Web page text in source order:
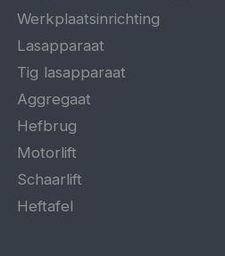
Werkplaatsinrichting
Lasapparaat
Tig lasapparaat
Aggregaat
Hefbrug
Motorlift
Schaarlift
Heftafel